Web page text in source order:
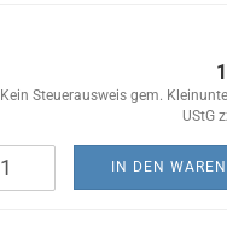
Kein Steuerausweis gem.
UStG
IN DEN